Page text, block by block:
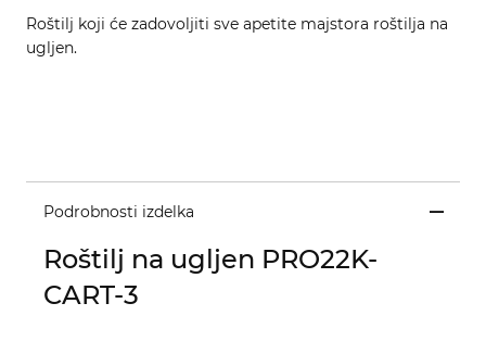
Roštilj koji će zadovoljiti sve apetite majstora roštilja na
ugljen.
Podrobnosti izdelka
Roštilj na ugljen PRO22K-
CART-3